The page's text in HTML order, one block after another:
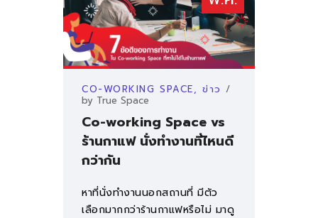
CO-WORKING SPACE,ข่าว
by True Space
Co-working Space vs
ร้านกาแฟ นั่งทำงานที่ไหนดี
กว่ากัน
หาที่นั่งทำงานนอกสถานที่ มีตัว
เลือกมากกว่าร้านกาแฟหรือไม่ มาดู